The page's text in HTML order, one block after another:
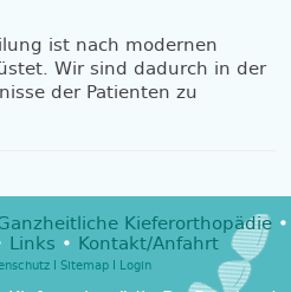
ist nach modernen
Wir sind dadurch in der
der Patienten zu
Kieferorthopädie •
Links • Kontakt/Anfahrt
I Sitemap I Login